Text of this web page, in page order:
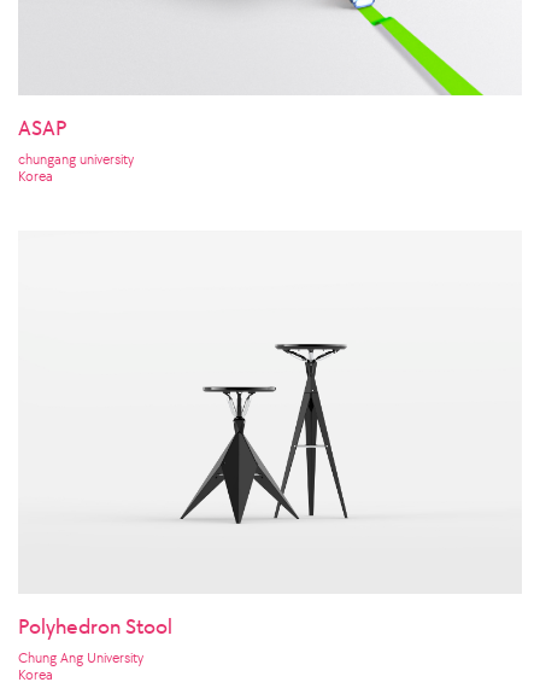
ASAP
chungang university
Korea
Polyhedron Stool
Chung Ang University
Korea